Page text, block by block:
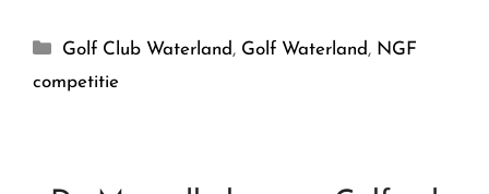
Golf Club Waterland, Golf Waterland, NGF
competitie